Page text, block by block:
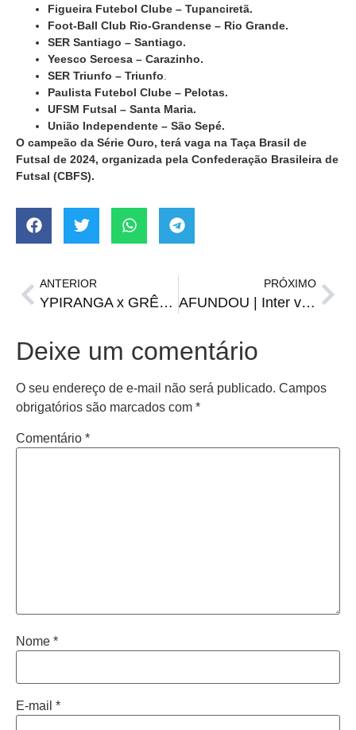
Figueira Futebol Clube – Tupanciretã.
Foot-Ball Club Rio-Grandense – Rio Grande.
SER Santiago – Santiago.
Yeesco Sercesa – Carazinho.
SER Triunfo – Triunfo
Paulista Futebol Clube – Pelotas.
UFSM Futsal – Santa Maria.
União Independente – São Sepé.
O campeão da Série Ouro, terá vaga na Taça Brasil de
Futsal de 2024, organizada pela Confederação Brasileira de
Futsal (CBFS).
ANTERIOR
YPIRANGA x GRÊMIO | onde assistir, escalações, horário e arbitragem
PRÓXIMO
AFUNDOU | Inter vence, de virada, e rebaixa o Esportivo
Deixe um comentário
O seu endereço de e-mail não será publicado. Campos
obrigatórios são marcados com *
Comentário *
Nome *
E-mail *